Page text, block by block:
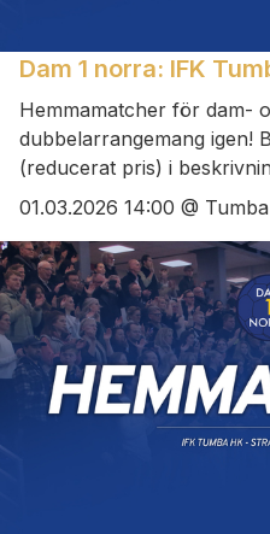
Dam 1 norra: IFK
Hemmamatcher för dam-
dubbelarrangemang igen!
(reducerat pris) i
01.03.2026 14:00 @